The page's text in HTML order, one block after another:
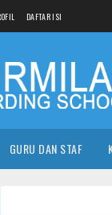
DAFTAR ISI
GURU DAN STAF